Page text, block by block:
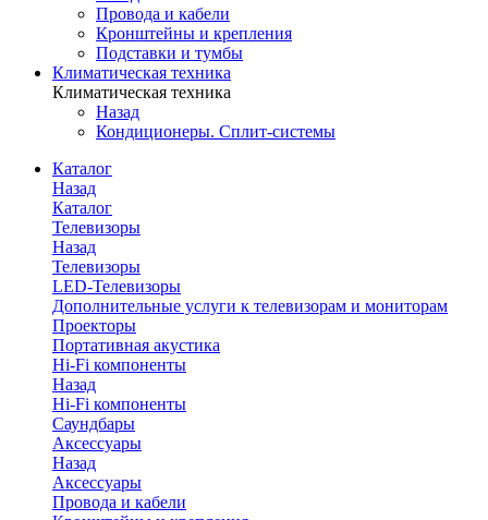
Провода и кабели
Кронштейны и крепления
Подставки и тумбы
Климатическая техника
Климатическая техника
Назад
Кондиционеры. Сплит-системы
Каталог
Назад
Каталог
Телевизоры
Назад
Телевизоры
LED-Телевизоры
Дополнительные услуги к телевизорам и мониторам
Проекторы
Портативная акустика
Hi-Fi компоненты
Назад
Hi-Fi компоненты
Саундбары
Аксессуары
Назад
Аксессуары
Провода и кабели